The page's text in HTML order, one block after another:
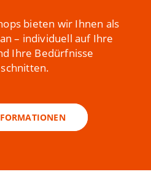
bieten wir Ihnen als
– individuell auf Ihre
Ihre Bedürfnisse